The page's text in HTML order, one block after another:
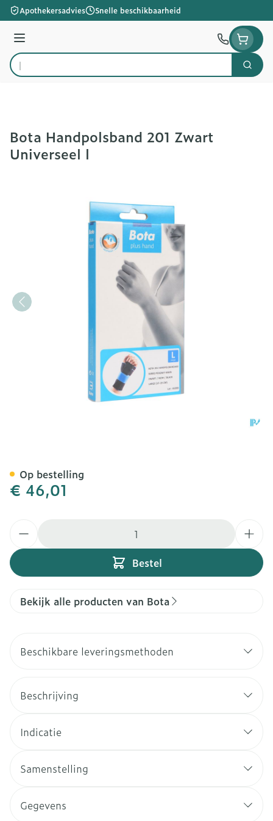
Ga naar de inhoud
Apothekersadvies Snelle beschikbaarheid
Menu
Product, merk, categorie...
Zoek
Bota Handpolsband 201 Zwart
Universeel l
€ 46,01
Bestel
Op bestelling
Bekijk alle producten van Bota
Beschikbare leveringsmethoden
Beschrijving
Indicatie
Samenstelling
Gegevens